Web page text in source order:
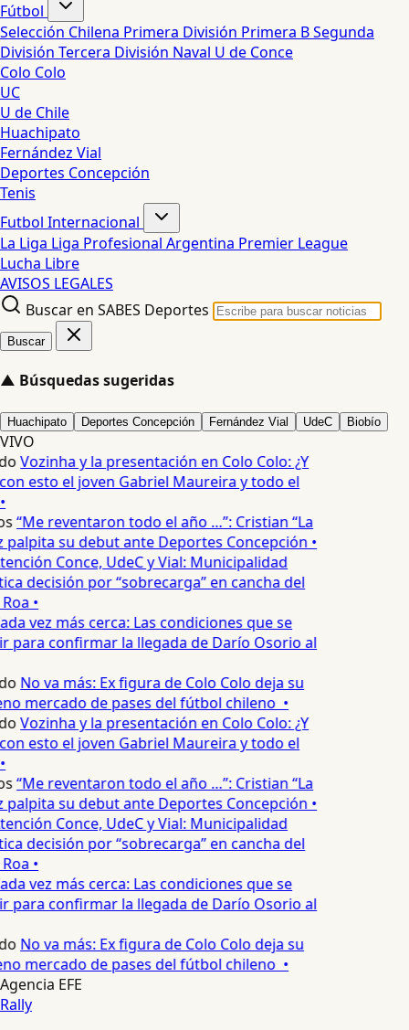
Fútbol
Selección Chilena Primera División Primera BSegunda
División Tercera División Naval U de Conce
Colo Colo
UC
U de Chile
Huachipato
Fernández Vial
Deportes Concepción
Tenis
Futbol Internacional
La Liga Liga Profesional Argentina Premier League
Lucha Libre
AVISOS LEGALES
Buscar en SABES Deportes
Buscar
▲ Búsquedas sugeridas
Huachipato Deportes Concepción Fernández Vial UdeC Biobío
VIVO
Vozinha y la presentación en Colo Colo: ¿Y
esto el joven Gabriel Maureira y todo el
“Me reventaron todo el año …”: Cristian “La
su debut ante Deportes Concepción •
Conce, UdeC y Vial: Municipalidad
decisión por “sobrecarga” en cancha del
•
vez más cerca: Las condiciones que se
para confirmar la llegada de Darío Osorio al
No va más: Ex figura de Colo Colo deja su
mercado de pases del fútbol chileno •
Vozinha y la presentación en Colo Colo: ¿Y
esto el joven Gabriel Maureira y todo el
“Me reventaron todo el año …”: Cristian “La
su debut ante Deportes Concepción •
Conce, UdeC y Vial: Municipalidad
decisión por “sobrecarga” en cancha del
•
vez más cerca: Las condiciones que se
para confirmar la llegada de Darío Osorio al
No va más: Ex figura de Colo Colo deja su
mercado de pases del fútbol chileno •
Agencia EFE
Rally